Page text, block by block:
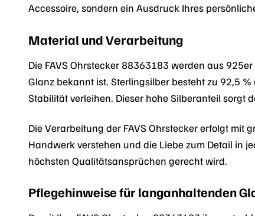
Accessoire, sondern ein Ausdruck Ihres
Material und Verarbeitung
Die FAVS Ohrstecker 88363183 werden aus
Glanz bekannt ist. Sterlingsilber besteht zu 92,5
Stabilität verleihen. Dieser hohe Silberanteil sorgt
Die Verarbeitung der FAVS Ohrstecker erfolgt mit
Handwerk verstehen und die Liebe zum Detail in
höchsten Qualitätsansprüchen gerecht wird.
Pflegehinweise für langanhaltenden